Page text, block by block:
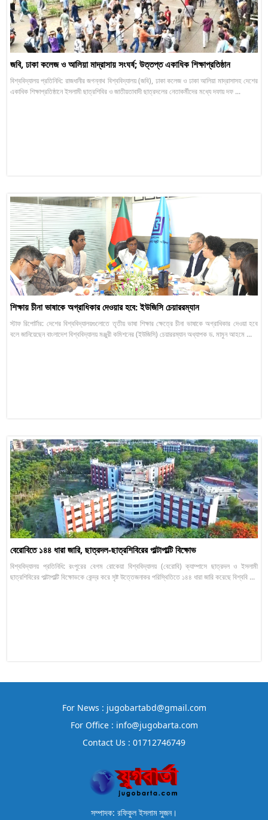
জবি, ঢাকা কলেজ ও আলিয়া মাদ্রাসায় সংঘর্ষ; উত্তপ্ত একাধিক শিক্ষাপ্রতিষ্ঠান
বিশ্ববিদ্যালয় প্রতিনিধি: রাজধানীর জগন্নাথ বিশ্ববিদ্যালয় (জবি), ঢাকা কলেজ ও ঢাকা আলিয়া মাদ্রাসাসহ দেশের
একাধিক শিক্ষাপ্রতিষ্ঠানে ইসলামী ছাত্রশিবির ও জাতীয়তাবাদী ছাত্রদলের নেতাকর্মীদের মধ্যে দফায় দফ ...
শিক্ষায় চীনা ভাষাকে অগ্রাধিকার দেওয়ার হবে: ইউজিসি চেয়াররম্যান
স্টাফ রিপোর্টার: দেশের বিশ্ববিদ্যালয়গুলোতে তৃতীয় ভাষা শিক্ষার ক্ষেত্রে চীনা ভাষাকে অগ্রাধিকার দেওয়া হবে
বলে জানিয়েছেন বাংলাদেশ বিশ্ববিদ্যালয় মঞ্জুরী কমিশনের (ইউজিসি) চেয়াররম্যান অধ্যাপক ড. মামুন আহমে ...
বেরোবিতে ১৪৪ ধারা জারি, ছাত্রদল-ছাত্রশিবিরের পাল্টাপাল্টি বিক্ষোভ
বিশ্ববিদ্যালয় প্রতিনিধি: রংপুরের বেগম রোকেয়া বিশ্ববিদ্যালয় (বেরোবি) ক্যাম্পাসে ছাত্রদল ও ইসলামী
ছাত্রশিবিরের পাল্টাপাল্টি বিক্ষোভকে কেন্দ্র করে সৃষ্ট উত্তেজনাকর পরিস্থিতিতে ১৪৪ ধারা জারি করেছে বিশ্ববি ...
For News : jugobartabd@gmail.com
For Office : info@jugobarta.com
Contact Us : 01712746749
সম্পাদক: রফিকুল ইসলাম সুজন।